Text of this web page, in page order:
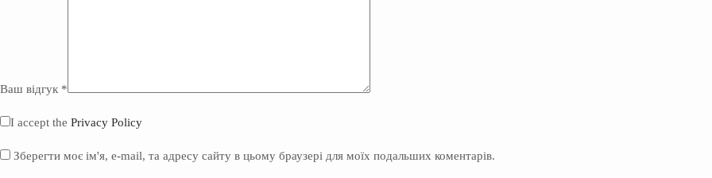
Ваш відгук *
I accept the Privacy Policy
Зберегти моє ім'я, e-mail, та адресу сайту в цьому браузері для моїх подальших коментарів.